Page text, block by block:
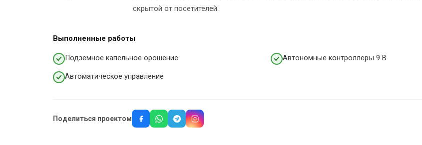
скрытой от посетителей.
Выполненные работы
Подземное капельное орошение Автономные контроллеры 9 В
Автоматическое управление
Поделиться проектом